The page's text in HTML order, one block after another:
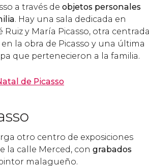
a través de objetos personales
. Hay una sala dedicada en
Ruiz y María Picasso, otra centrada
la obra de Picasso y una última
que pertenecieron a la familia.
de Picasso
otro centro de exposiciones
la calle Merced, con grabados
malagueño.